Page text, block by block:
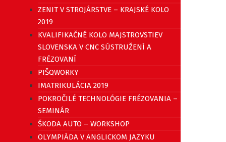
ZENIT V STROJÁRSTVE – KRAJSKÉ KOLO
2019
KVALIFIKAČNÉ KOLO MAJSTROVSTIEV
SLOVENSKA V CNC SÚSTRUŽENÍ A
FRÉZOVANÍ
PIŠQWORKY
IMATRIKULÁCIA 2019
POKROČILÉ TECHNOLÓGIE FRÉZOVANIA –
SEMINÁR
ŠKODA AUTO – WORKSHOP
OLYMPIÁDA V ANGLICKOM JAZYKU